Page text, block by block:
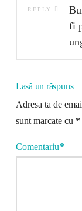
REPLY
fi
Lasă un răspuns
Adresa ta de
sunt marcate cu *
Comentariu*